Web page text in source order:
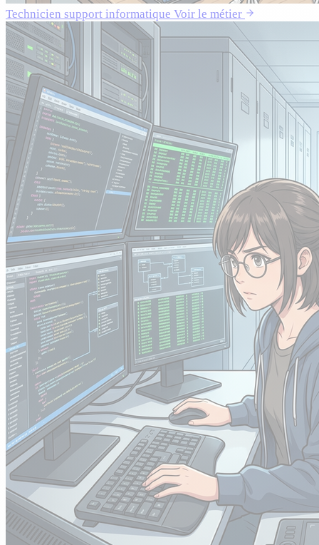
Technicien support informatique Voir le métier